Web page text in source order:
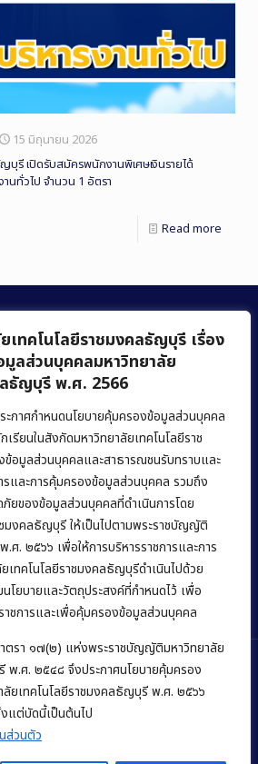
เทคโนโลยีราชมงคลธัญบุรี เรื่อง
ลส่วนบุคคลมหาวิทยาลัย
ลธัญบุรี พ.ศ. 2566
ะกาศกำหนดนโยบายคุ้มครองข้อมูลส่วนบุคคล
รียนในสังกัดมหาวิทยาลัยเทคโนโลยีราช
ข้อมูลส่วนบุคคลและสาธารณชนรับทราบและ
รและการคุ้มครองข้อมูลส่วนบุคคล รวมถึง
ยของข้อมูลส่วนบุคคลที่ดำเนินการโดย
มงคลธัญบุรี ให้เป็นไปตามพระราชบัญญัติ
. ๒๕๖๖ เพื่อให้การบริหารราชการและการ
เทคโนโลยีราชมงคลธัญบุรีดำเนินไปด้วย
โยบายและวัตถุประสงค์ที่กำหนดไว้ เพื่อ
ชการและเพื่อคุ้มครองข้อมูลส่วนบุคคล
าตรา ๑๗(๒) แห่งพระราชบัญญัติมหาวิทยาลัย
พ.ศ. ๒๕๔๘ จึงประกาศนโยบายคุ้มครอง
ยเทคโนโลยีราชมงคลธัญบุรี พ.ศ. ๒๕๖๖
แต่บัดนี้เป็นต้นไป
ส่วนตัว
15 มิถุนายน 2026
บุรี เปิดรับสมัครพนักงานพิเศษเงินรายได้
านทั่วไป จำนวน 1 อัตรา
Read more
าชมงคลธัญบุรี
ายก ตำบลคลองหก
ทุมธานี 12120
,+66 (0) 2549 3241
หารธุรกิจ มหาวิทยาลัยเทคโนโลยีราชมงคล
ธัญบุรี